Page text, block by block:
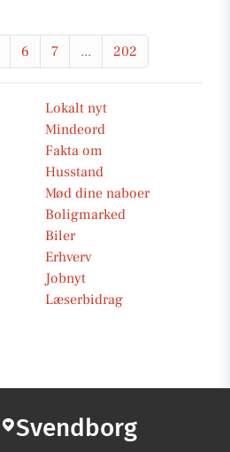
6 7 ... 202
Lokalt nyt
Mindeord
Fakta om
Husstand
Mød dine naboer
Boligmarked
Biler
Erhverv
Jobnyt
Læserbidrag
Svendborg